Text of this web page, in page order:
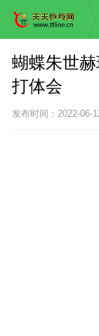
蝴蝶朱世
打体会
发布时间：2022-06-